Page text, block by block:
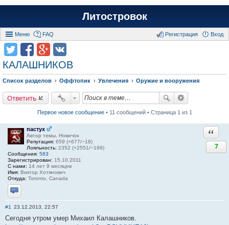
Литостровок
Меню FAQ Вход
Регистрация
КАЛАШНИКОВ
Список разделов Оффтопик Увлечения Оружие и вооружения
Ответить
Первое новое сообщение• 11 сообщений • Страница 1 из 1
пастух
Автор темы, Новичок
Репутация: 659 (+677/−18)
Лояльность: 2352 (+2551/−199)
Сообщения: 583
Зарегистрирован: 15.10.2011
С нами: 14 лет 9 месяцев
Имя: Виктор Хотянович
Откуда: Toronto, Canada
Отправить личное сообщение
7
#1 23.12.2013, 22:57
Сегодня утром умер Михаил Калашников.